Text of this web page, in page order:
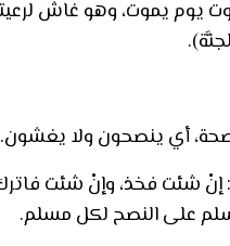
يموت، وهو غاش لرعيته
أي ينصحون ولا يغشون.
إنْ شئت فخذ، وإنْ شئت
وسلم على النصح لكل مسلم.